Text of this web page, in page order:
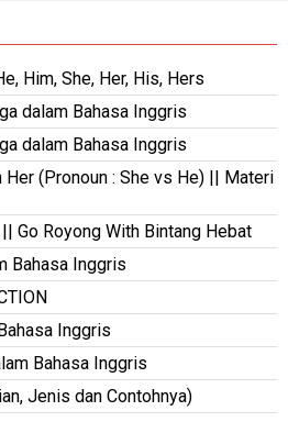
Him, She, Her, His, Hers
dalam Bahasa Inggris
dalam Bahasa Inggris
Her (Pronoun : She vs He) || Materi
Go Royong With Bintang Hebat
Bahasa Inggris
Inggris
Bahasa Inggris
Jenis dan Contohnya)